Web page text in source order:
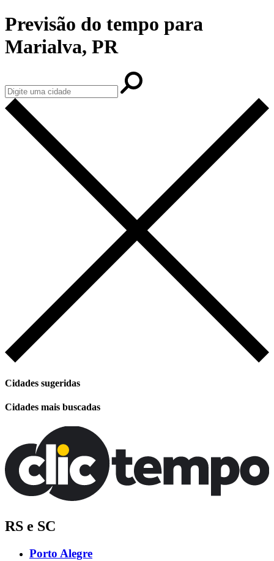
Previsão do tempo para
Marialva, PR
Cidades sugeridas
Cidades mais buscadas
RS e SC
Porto Alegre